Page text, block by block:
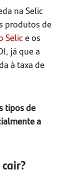
na Selic
produtos de
Selice os
já que a
à taxa de
tipos de
a